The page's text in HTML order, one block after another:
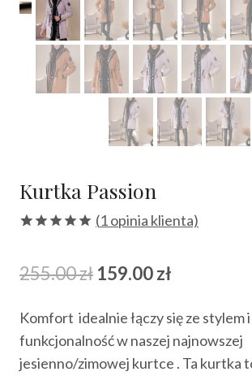
Kurtka Passion
na
klienta
(1opinia klienta)
255.00zł Pierwotna
wynosiła:
255.00 zł.
159.00zł
wynosi:
159.00 zł.
Komfort idealnie łączy się ze stylem i
funkcjonalność w naszej najnowszej
jesienno/zimowej kurtce . Ta kurtka